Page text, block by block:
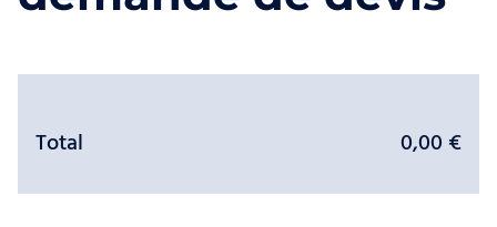
Total 0,00 €